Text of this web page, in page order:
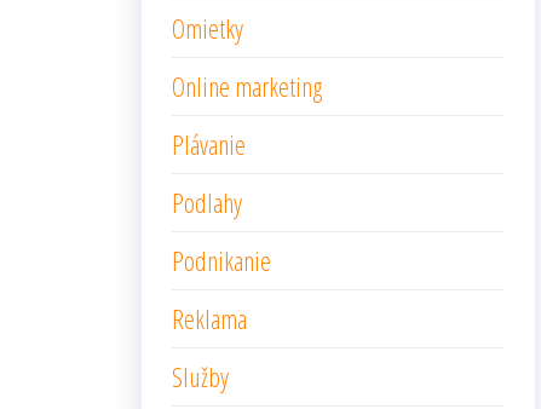
Omietky
Online marketing
Plávanie
Podlahy
Podnikanie
Reklama
Služby